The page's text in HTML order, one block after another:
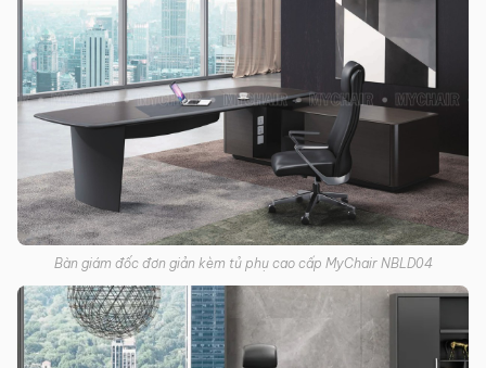
Bàn giám đốc đơn giản kèm tủ phụ cao cấp MyChair NBLD04